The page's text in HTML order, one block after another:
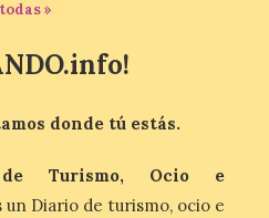
que se
la mañana,
finales del
»
donde tú estás.
de Turismo, Ocio e
un Diario de turismo, ocio e